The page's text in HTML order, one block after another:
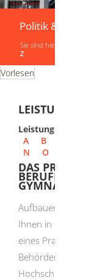
Politik &
Sie sind hier:
Z
Vorlesen
LEISTUNGEN
Leistungen
A
B
N
O
DAS
BERUFLICHEN
GYMNASIUM
Aufbauend auf
Ihnen in den
eines Praktikums
Behörden und
Hochschulen zu